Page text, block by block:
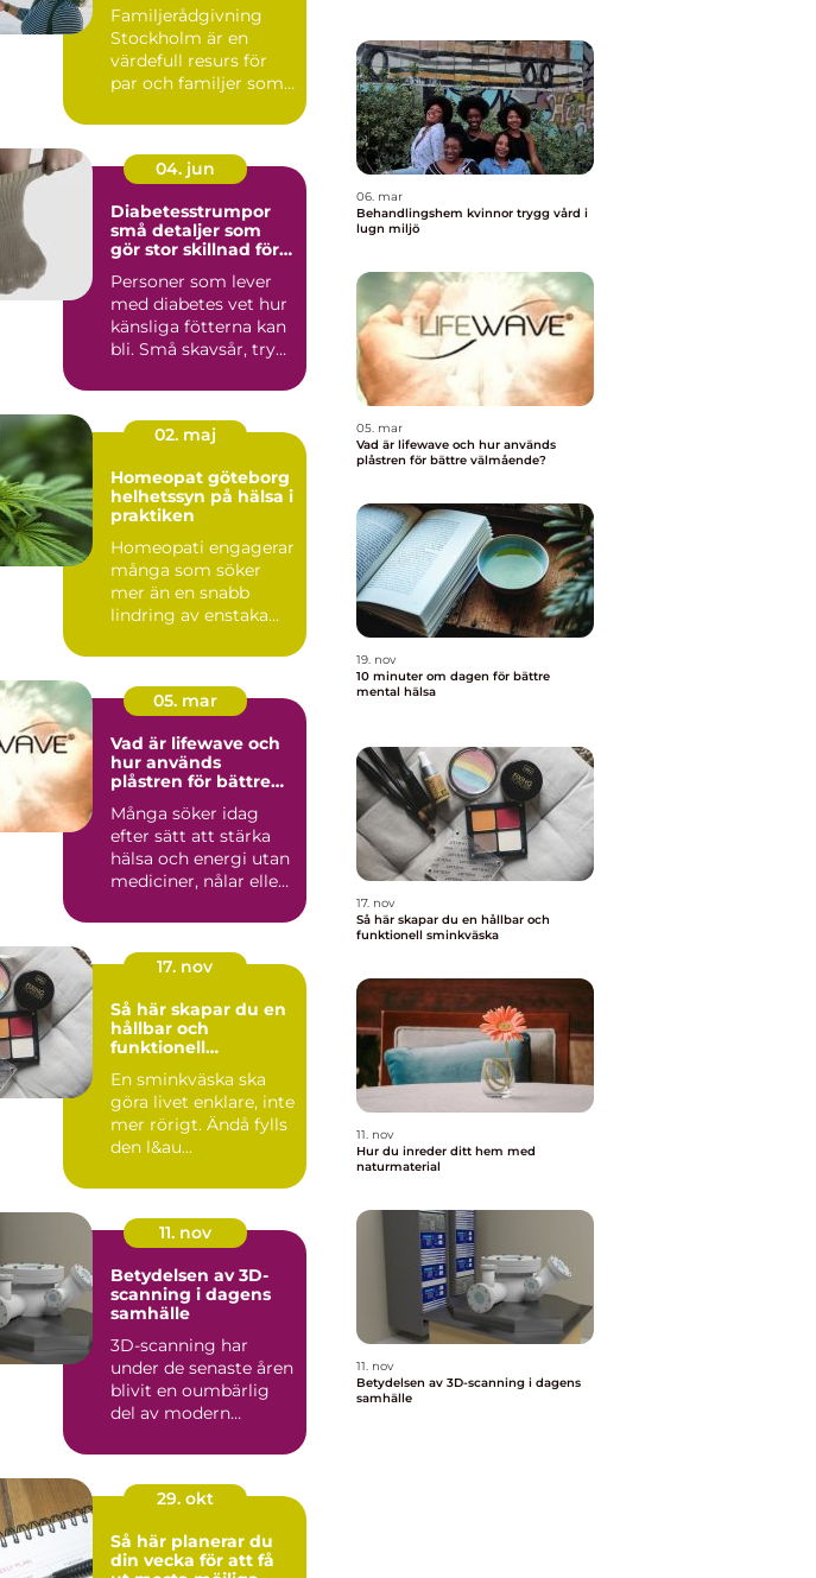
Familjerådgivning
Stockholm är en
värdefull resurs för
par och familjer som
04. jun
Diabetesstrumpor
små detaljer som
gör stor skillnad för
Personer som lever
med diabetes vet hur
känsliga fötterna kan
bli. Små skavsår, tryck
02. maj
Homeopat göteborg
helhetssyn på hälsa i
praktiken
Homeopati engagerar
många som söker
mer än en snabb
lindring av enstaka
finns fl...
05. mar
Vad är lifewave och
hur används
plåstren för bättre
Många söker idag
efter sätt att stärka
hälsa och energi utan
mediciner, nålar eller
17. nov
Så här skapar du en
hållbar och
funktionell
En sminkväska ska
göra livet enklare, inte
mer rörigt. Ändå fylls
den l&au...
11. nov
Betydelsen av 3D-
scanning i dagens
samhälle
3D-scanning har
under de senaste åren
blivit en oumbärlig
del av modern
29. okt
Så här planerar du
din vecka för att få
06. mar
Behandlingshem kvinnor trygg vård i
lugn miljö
05. mar
Vad är lifewave och hur används
plåstren för bättre välmående?
19. nov
10 minuter om dagen för bättre
mental hälsa
17. nov
Så här skapar du en hållbar och
funktionell sminkväska
11. nov
Hur du inreder ditt hem med
naturmaterial
11. nov
Betydelsen av 3D-scanning i dagens
samhälle